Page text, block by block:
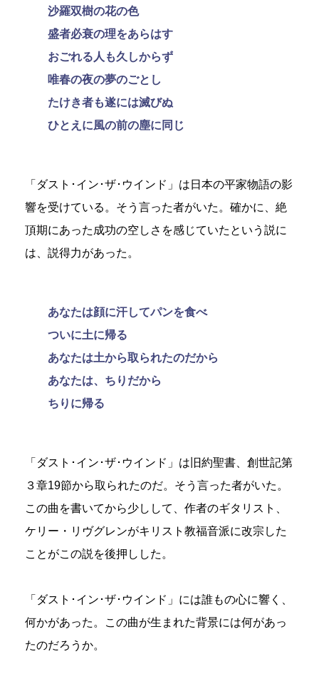
沙羅双樹の花の色
盛者必衰の理をあらはす
おごれる人も久しからず
唯春の夜の夢のごとし
たけき者も遂には滅びぬ
ひとえに風の前の塵に同じ
「ダスト･イン･ザ･ウインド」は日本の平家物語の影
響を受けている。そう言った者がいた。確かに、絶
頂期にあった成功の空しさを感じていたという説に
は、説得力があった。
あなたは顔に汗してパンを食べ
ついに土に帰る
あなたは土から取られたのだから
あなたは、ちりだから
ちりに帰る
「ダスト･イン･ザ･ウインド」は旧約聖書、創世記第
３章19節から取られたのだ。そう言った者がいた。
この曲を書いてから少しして、作者のギタリスト、
ケリー・リヴグレンがキリスト教福音派に改宗した
ことがこの説を後押しした。
「ダスト･イン･ザ･ウインド」には誰もの心に響く、
何かがあった。この曲が生まれた背景には何があっ
たのだろうか。